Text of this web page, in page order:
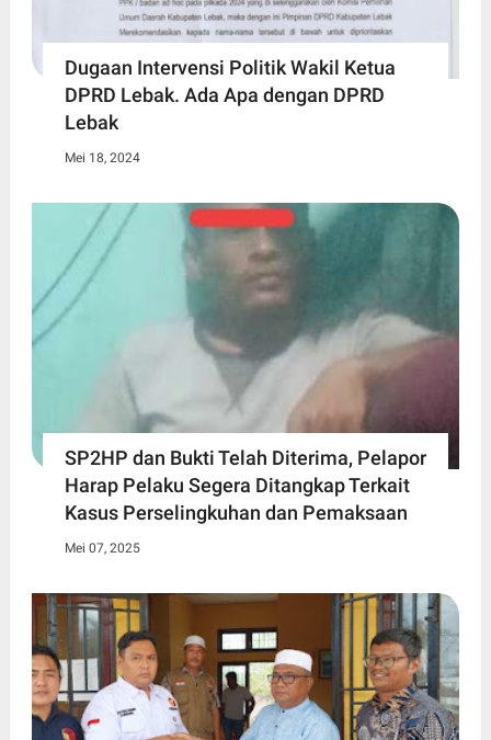
Dugaan Intervensi Politik Wakil Ketua
DPRD Lebak. Ada Apa dengan DPRD
Lebak
Mei 18, 2024
SP2HP dan Bukti Telah Diterima, Pelapor
Harap Pelaku Segera Ditangkap Terkait
Kasus Perselingkuhan dan Pemaksaan
Mei 07, 2025